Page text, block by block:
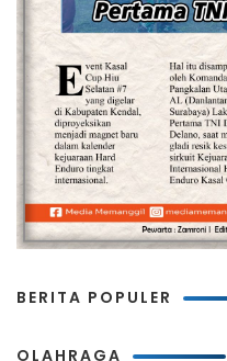
BERITA POPULER
OLAHRAGA